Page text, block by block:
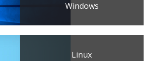
Windows
Linux